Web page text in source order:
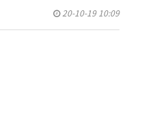
20-10-19 10:09